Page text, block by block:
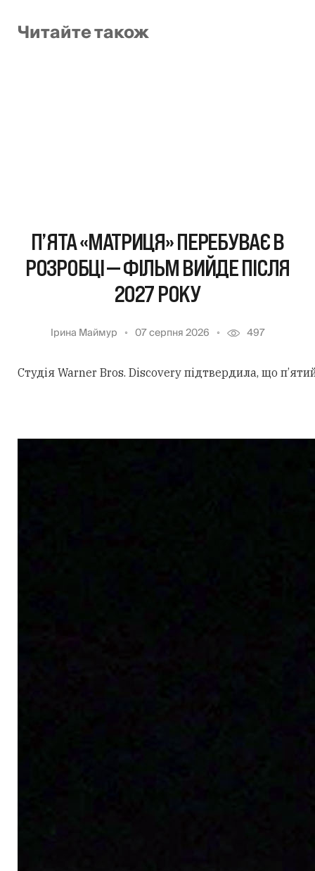
Читайте також
П’ЯТА «МАТРИЦЯ» ПЕРЕБУВАЄ В
РОЗРОБЦІ — ФІЛЬМ ВИЙДЕ ПІСЛЯ
2027 РОКУ
Ірина Маймур 07 серпня 2026 497
Студія Warner Bros. Discovery підтвердила, що